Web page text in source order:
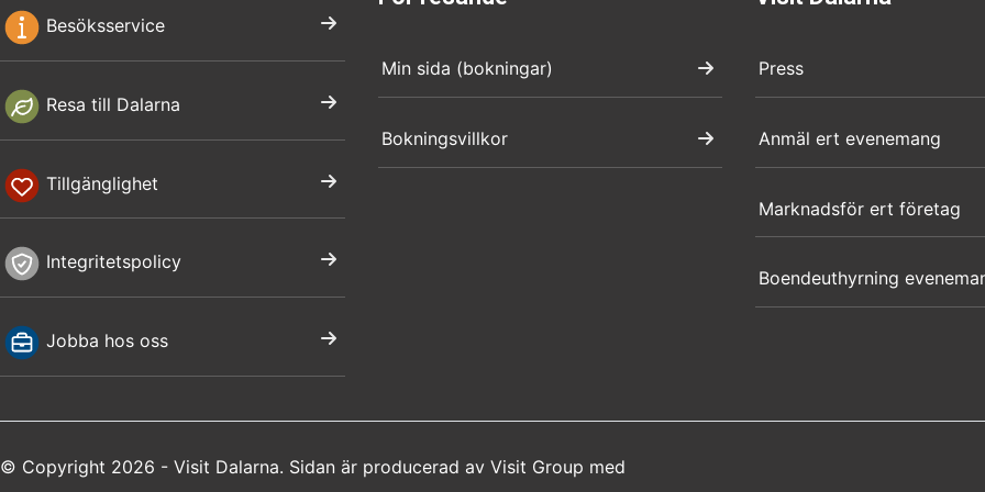
Besöksservice
Resa till Dalarna
Tillgänglighet
Integritetspolicy
Jobba hos oss
Min sida (bokningar)
Bokningsvillkor
Press
Anmäl ert evenemang
Marknadsför ert företag
Boendeuthyrning
© Copyright 2026 - Visit Dalarna. Sidan är producerad av Visit Group med